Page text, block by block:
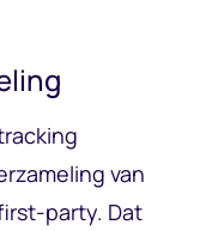
van
party. Dat